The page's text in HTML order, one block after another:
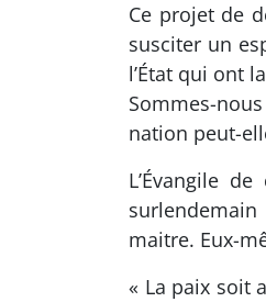
Ce projet de
susciter un
l’État qui ont
Sommes-
nation peut-
L’Évangile
maitre. Eux-
« La paix soit